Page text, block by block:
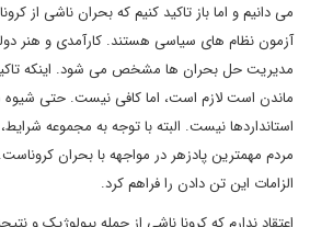
می دانیم و اما باز تاکید کنیم که بحران ناشی از
آزمون نظام های سیاسی هستند. کارآمدی و هنر
مدیریت حل بحران ها مشخص می شود. اینکه
ماندن است لازم است، اما کافی نیست. حتی شیوه
استانداردها نیست. البته با توجه به مجموعه
مردم مهمترین پادزهر در مواجهه با بحران
الزامات این تن دادن را فراهم کرد.